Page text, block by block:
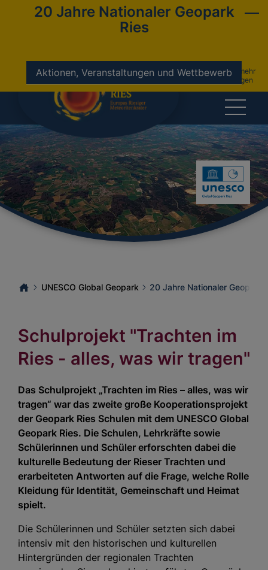
20 Jahre Nationaler Geopark
Ries
Aktionen, Veranstaltungen und Wettbewerbnicht mehr
anzeigen
20 Jahre Nationaler Geopark
UNESCO Global Geopark
Schulprojekt "Trachten im
Ries - alles, was wir tragen"
Das Schulprojekt „Trachten im Ries – alles, was wir
tragen“ war das zweite große Kooperationsprojekt
der Geopark Ries Schulen mit dem UNESCO Global
Geopark Ries. Die Schulen, Lehrkräfte sowie
Schülerinnen und Schüler erforschten dabei die
kulturelle Bedeutung der Rieser Trachten und
erarbeiteten Antworten auf die Frage, welche Rolle
Kleidung für Identität, Gemeinschaft und Heimat
spielt.
Die Schülerinnen und Schüler setzten sich dabei
intensiv mit den historischen und kulturellen
Hintergründen der regionalen Trachten